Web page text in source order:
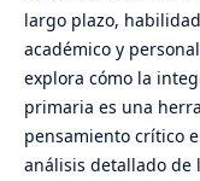
largo plazo,
académico y
explora cómo la
primaria es una
pensamiento crítico
análisis detallado de